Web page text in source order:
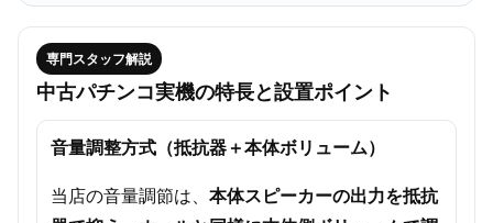
専門スタッフ解説
中古パチンコ実機の特長と設置ポイント
音量調整方式（抵抗器＋本体ボリューム）
当店の音量調節は、 本体スピーカーの出力を抵抗